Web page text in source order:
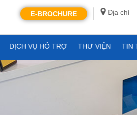
Địa chỉ
E-BROCHURE
DỊCH VỤ HỖ TRỢ THƯ VIỆN TIN